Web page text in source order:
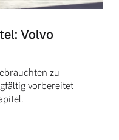
Volvo
zu
vorbereitet